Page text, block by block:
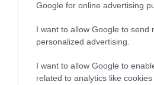
Google for online advertising
I want to allow Google to send
personalized advertising.
I want to allow Google to
related to analytics like
HASONLÓ ÉRDEKESSÉGEK